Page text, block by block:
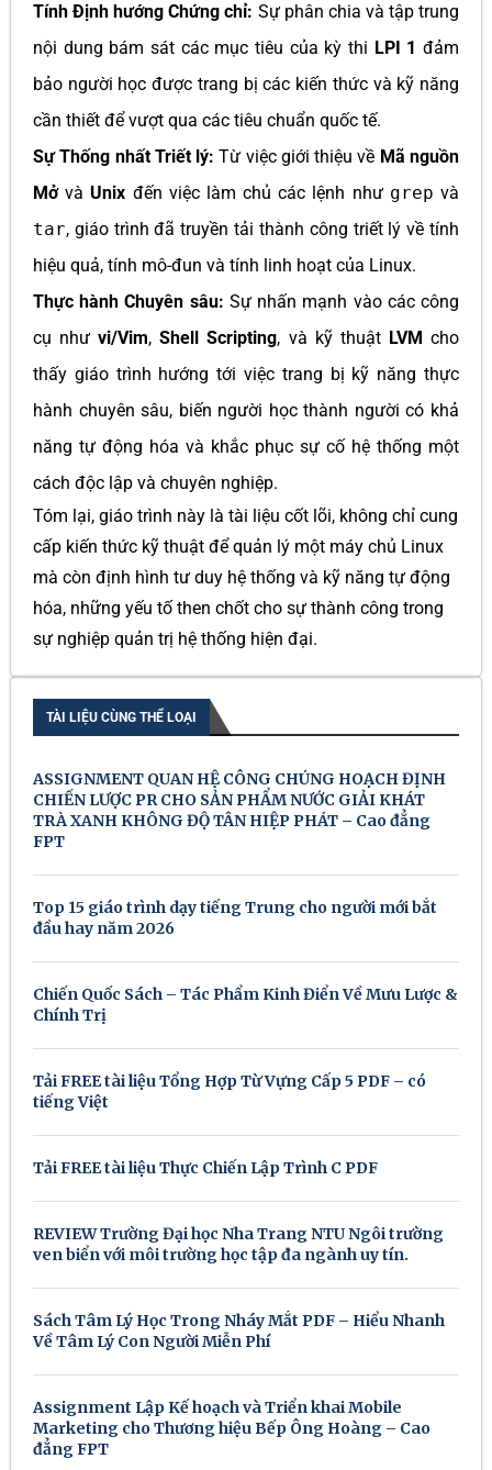
Tính Định hướng Chứng chỉ: Sự phân chia và tập trung
nội dung bám sát các mục tiêu của kỳ thi LPI 1 đảm
bảo người học được trang bị các kiến thức và kỹ năng
cần thiết để vượt qua các tiêu chuẩn quốc tế.
Sự Thống nhất Triết lý: Từ việc giới thiệu về Mã nguồn
MởvàUnix đến việc làm chủ các lệnh như grep và
tar, giáo trình đã truyền tải thành công triết lý về tính
hiệu quả, tính mô-đun và tính linh hoạt của Linux.
Thực hành Chuyên sâu: Sự nhấn mạnh vào các công
cụ nhưvi/Vim,Shell Scripting, và kỹ thuật LVM cho
thấy giáo trình hướng tới việc trang bị kỹ năng thực
hành chuyên sâu, biến người học thành người có khả
năng tự động hóa và khắc phục sự cố hệ thống một
cách độc lập và chuyên nghiệp.
Tóm lại, giáo trình này là tài liệu cốt lõi, không chỉ cung
cấp kiến thức kỹ thuật để quản lý một máy chủ Linux
mà còn định hình tư duy hệ thống và kỹ năng tự động
hóa, những yếu tố then chốt cho sự thành công trong
sự nghiệp quản trị hệ thống hiện đại.
TÀI LIỆU CÙNG THỂ LOẠI
ASSIGNMENT QUAN HỆ CÔNG CHÚNG HOẠCH ĐỊNH
CHIẾN LƯỢC PR CHO SẢN PHẨM NƯỚC GIẢI KHÁT
TRÀ XANH KHÔNG ĐỘ TÂN HIỆP PHÁT – Cao đẳng
FPT
Top 15 giáo trình dạy tiếng Trung cho người mới bắt
đầu hay năm 2026
Chiến Quốc Sách – Tác Phẩm Kinh Điển Về Mưu Lược &
Chính Trị
Tải FREE tài liệu Tổng Hợp Từ Vựng Cấp 5 PDF – có
tiếng Việt
Tải FREE tài liệu Thực Chiến Lập Trình C PDF
REVIEW Trường Đại học Nha Trang NTU Ngôi trường
ven biển với môi trường học tập đa ngành uy tín.
Sách Tâm Lý Học Trong Nháy Mắt PDF – Hiểu Nhanh
Về Tâm Lý Con Người Miễn Phí
Assignment Lập Kế hoạch và Triển khai Mobile
Marketing cho Thương hiệu Bếp Ông Hoàng – Cao
đẳng FPT